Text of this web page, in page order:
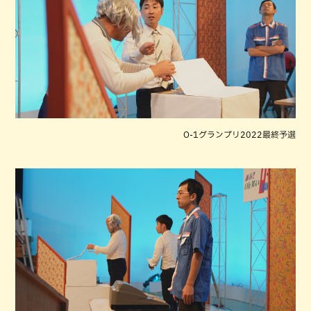
O-1グランプリ2022最終予選